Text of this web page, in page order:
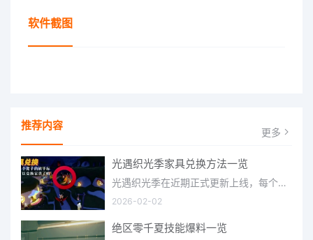
软件截图
推荐内容 更多
光遇织光季家具兑换方法一览
光遇织光季在近期正式更新上线，每个季节都有着许多全新内容和资讯可以让你来体验，不少刚体验的小伙伴想要知道
2026-02-02
绝区零千夏技能爆料一览